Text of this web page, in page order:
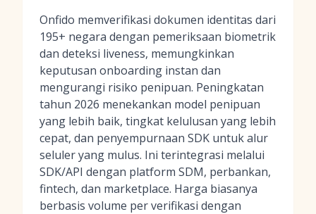
Onfido memverifikasi dokumen identitas dari
195+ negara dengan pemeriksaan biometrik
dan deteksi liveness, memungkinkan
keputusan onboarding instan dan
mengurangi risiko penipuan. Peningkatan
tahun 2026 menekankan model penipuan
yang lebih baik, tingkat kelulusan yang lebih
cepat, dan penyempurnaan SDK untuk alur
seluler yang mulus. Ini terintegrasi melalui
SDK/API dengan platform SDM, perbankan,
fintech, dan marketplace. Harga biasanya
berbasis volume per verifikasi dengan